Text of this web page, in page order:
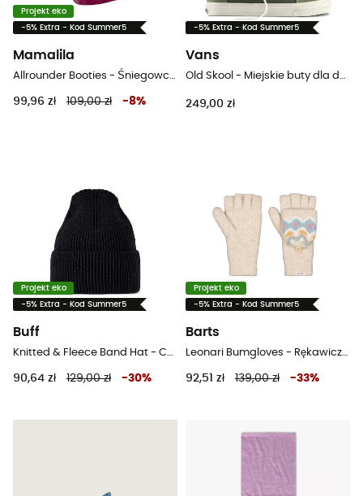
Projekt eko
-5% Extra - Kod Summer5
Mamalila
99,96 zł 109,00 zł -8%
-5% Extra - Kod Summer5
Vans
249,00 zł
Projekt eko
-5% Extra - Kod Summer5
Buff
90,64 zł 129,00 zł -30%
Projekt eko
-5% Extra - Kod Summer5
Barts
92,51 zł 139,00 zł -33%